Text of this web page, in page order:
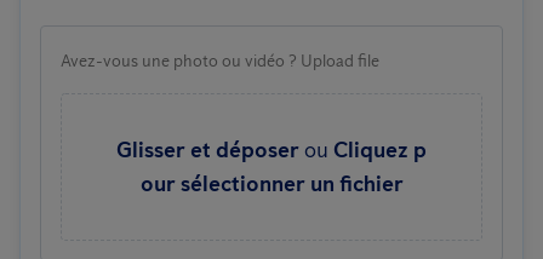
Avez-vous une photo ou vidéo ? Upload file
Glisser et déposerou Cliquez p
our sélectionner un fichier